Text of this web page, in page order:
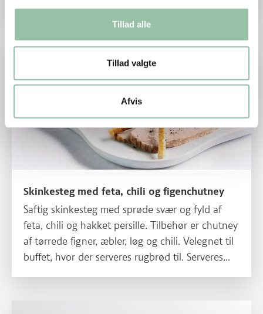
Tillad alle
Tillad valgte
Afvis
flæskestegssovs.
Skinkesteg med feta, chili og figenchutney
Saftig skinkesteg med sprøde svær og fyld af
feta, chili og hakket persille. Tilbehør er chutney
af tørrede figner, æbler, løg og chili. Velegnet til
buffet, hvor der serveres rugbrød til. Serveres
Skinkesteg med feta, chili og figenchutney